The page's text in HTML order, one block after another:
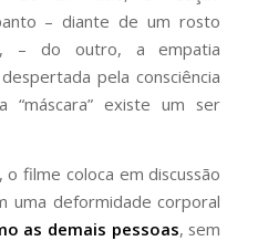
– diante de um rosto
– do outro, a empatia
pela consciência
existe um ser
filme coloca em discussão
uma deformidade corporal
as demais pessoas, sem